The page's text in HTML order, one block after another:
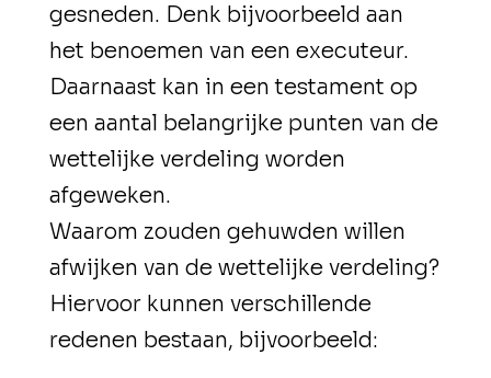
gesneden. Denk bijvoorbeeld aan
het benoemen van een executeur.
Daarnaast kan in een testament op
een aantal belangrijke punten van de
wettelijke verdeling worden
afgeweken.
Waarom zouden gehuwden willen
afwijken van de wettelijke verdeling?
Hiervoor kunnen verschillende
redenen bestaan, bijvoorbeeld: